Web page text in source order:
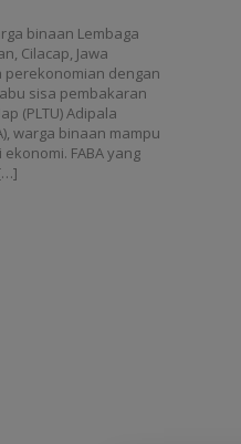
binaan Lembaga
Cilacap, Jawa
perekonomian dengan
sisa pembakaran
(PLTU) Adipala
warga binaan mampu
FABA yang